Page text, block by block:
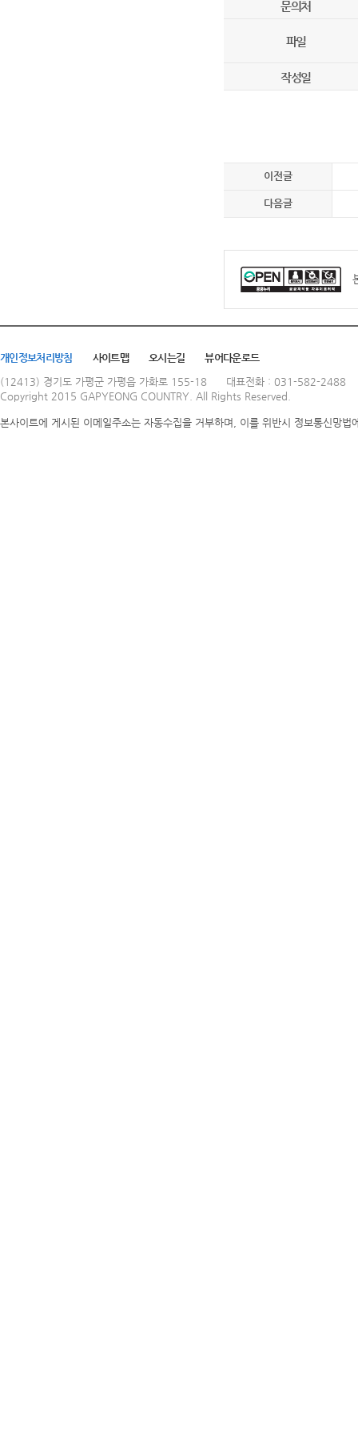
문의처
파일
작성일
이전글
다음글
개인정보처리방침 사이트맵 오시는길
뷰어다운로드
(12413) 경기도 가평군 가평읍 가화로 155-18
대표전화 : 031-582-2488
Copyright 2015 GAPYEONG COUNTRY. All Rights Reserved.
본사이트에 게시된 이메일주소는 자동수집을 거부하며, 이를 위반시 정보통신망법